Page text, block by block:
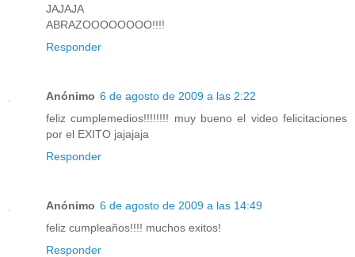
JAJAJA
ABRAZOOOOOOOO!!!!
Responder
Anónimo 6 de agosto de 2009 a las 2:22
feliz cumplemedios!!!!!!!! muy bueno el video felicitaciones
por el EXITO jajajaja
Responder
Anónimo 6 de agosto de 2009 a las 14:49
feliz cumpleaños!!!! muchos exitos!
Responder